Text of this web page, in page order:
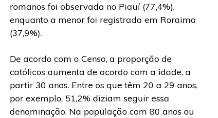
romanos foi observada no Piauí (77,4%),
enquanto a menor foi registrada em Roraima
(37,9%).
De acordo com o Censo, a proporção de
católicos aumenta de acordo com a idade, a
partir 30 anos. Entre os que têm 20 a 29 anos,
por exemplo, 51,2% diziam seguir essa
denominação. Na população com 80 anos ou